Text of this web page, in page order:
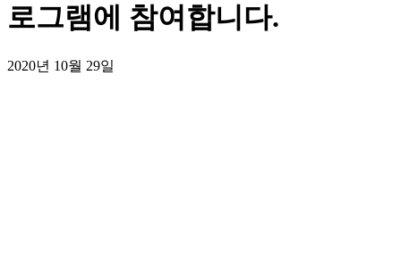
로그램에 참여합니다.
2020년 10월 29일